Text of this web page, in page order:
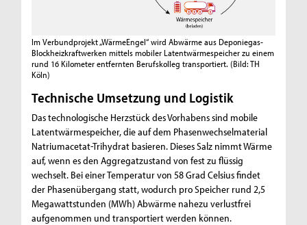
Im Verbundprojekt „WärmeEngel“ wird Abwärme aus Deponiegas-
Blockheizkraftwerken mittels mobiler Latentwärmespeicher zu einem
rund 16 Kilometer entfernten Berufskolleg transportiert. (Bild: TH
Köln)
Technische Umsetzung und Logistik
Das technologische Herzstück des Vorhabens sind mobile
Latentwärmespeicher, die auf dem Phasenwechselmaterial
Natriumacetat-Trihydrat basieren. Dieses Salz nimmt Wärme
auf, wenn es den Aggregatzustand von fest zu flüssig
wechselt. Bei einer Temperatur von 58 Grad Celsius findet
der Phasenübergang statt, wodurch pro Speicher rund 2,5
Megawattstunden (MWh) Abwärme nahezu verlustfrei
aufgenommen und transportiert werden können.